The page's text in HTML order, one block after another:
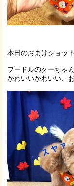
本日のおまけショッ
プードルのクーちゃ
かわいいかわいい、